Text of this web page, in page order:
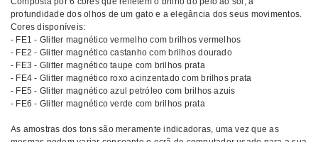
profundidade dos olhos de um gato e a elegância dos seus movimentos.
Cores disponíveis:
- FE1 - Glitter magnético vermelho com brilhos vermelhos
- FE2 - Glitter magnético castanho com brilhos dourado
- FE3 - Glitter magnético taupe com brilhos prata
- FE4 - Glitter magnético roxo acinzentado com brilhos prata
- FE5 - Glitter magnético azul petróleo com brilhos azuis
- FE6 - Glitter magnético verde com brilhos prata
As amostras dos tons são meramente indicadoras, uma vez que as